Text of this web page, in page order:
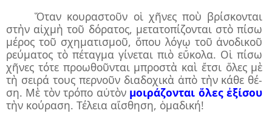
Ὅ­ταν κου­ρα­στοῦν οἱ χῆ­νες ποὺ βρί­σκον­ται
στὴν αἰχ­μὴ τοῦ δό­ρα­τος, με­τα­το­πί­ζον­ται στὸ πί­σω
μέ­ρος τοῦ σχη­μα­τι­σμοῦ, ὅ­που λό­γῳ τοῦ ἀ­νο­δι­κοῦ
ρεύ­μα­τος τὸ πέ­ταγ­μα γί­νε­ται πιὸ εὔ­κο­λα. Οἱ πί­σω
χῆ­νες τό­τε προ­ω­θοῦν­ται μπρο­στὰ καὶ ἔ­τσι ὅ­λες μὲ
τὴ σει­ρά τους περ­νοῦν δι­α­δο­χι­κὰ ἀ­πὸ τὴν κά­θε θέ­
ση. Μὲ τὸν τρό­πο αὐ­τὸν μοι­ρά­ζον­ται ὅ­λες ἐ­ξί­σου
τὴν κού­ρα­ση. Τέ­λεια αἴ­σθη­ση, ὁ­μα­δι­κή!